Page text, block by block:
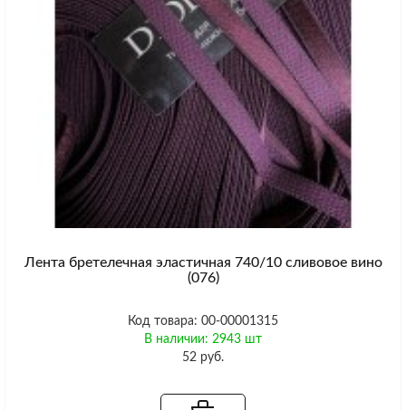
Лента бретелечная эластичная 740/10 сливовое вино
(076)
Код товара: 00-00001315
В наличии: 2943 шт
52 руб.